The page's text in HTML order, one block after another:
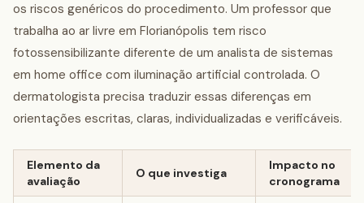
os riscos genéricos do procedimento. Um professor que
trabalha ao ar livre em Florianópolis tem risco
fotossensibilizante diferente de um analista de sistemas
em home office com iluminação artificial controlada. O
dermatologista precisa traduzir essas diferenças em
orientações escritas, claras, individualizadas e verificáveis.
Elemento da
avaliação
O que investiga
Impacto no
cronograma